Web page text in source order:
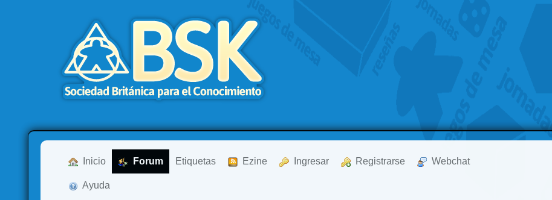
Inicio Forum Etiquetas Ezine Ingresar Registrarse Webchat
Ayuda